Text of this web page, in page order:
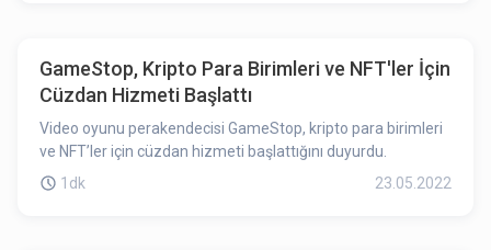
GameStop, Kripto Para Birimleri ve NFT'ler İçin
Cüzdan Hizmeti Başlattı
Video oyunu perakendecisi GameStop, kripto para birimleri
ve NFT’ler için cüzdan hizmeti başlattığını duyurdu.
1dk
23.05.2022